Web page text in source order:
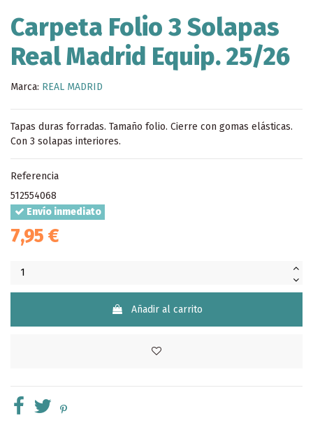
Carpeta Folio 3 Solapas
Real Madrid Equip. 25/26
Marca: REAL MADRID
Tapas duras forradas. Tamaño folio. Cierre con gomas elásticas.
Con 3 solapas interiores.
Referencia
512554068
Envío inmediato
7,95 €
Añadir al carrito